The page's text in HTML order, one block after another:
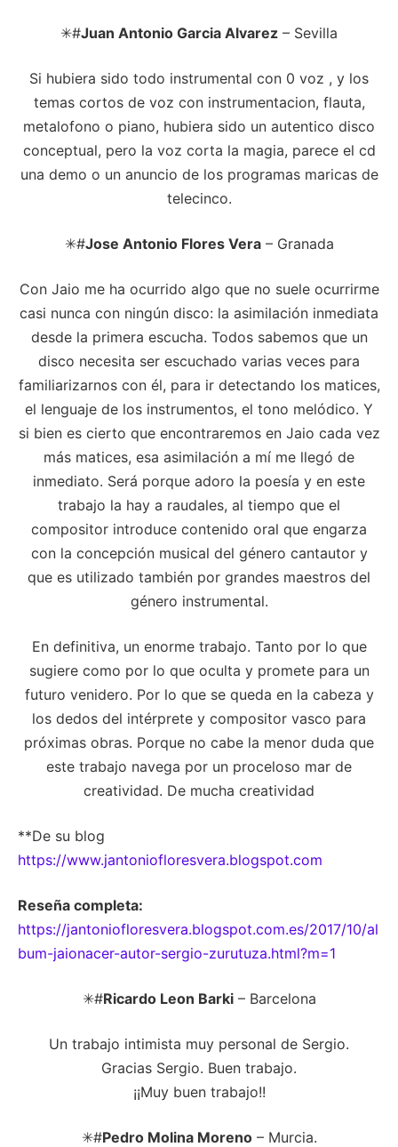
✳#Juan Antonio Garcia Alvarez – Sevilla
Si hubiera sido todo instrumental con 0 voz , y los
temas cortos de voz con instrumentacion, flauta,
metalofono o piano, hubiera sido un autentico disco
conceptual, pero la voz corta la magia, parece el cd
una demo o un anuncio de los programas maricas de
telecinco.
✳#Jose Antonio Flores Vera– Granada
Con Jaio me ha ocurrido algo que no suele ocurrirme
casi nunca con ningún disco: la asimilación inmediata
desde la primera escucha. Todos sabemos que un
disco necesita ser escuchado varias veces para
familiarizarnos con él, para ir detectando los matices,
el lenguaje de los instrumentos, el tono melódico. Y
si bien es cierto que encontraremos en Jaio cada vez
más matices, esa asimilación a mí me llegó de
inmediato. Será porque adoro la poesía y en este
trabajo la hay a raudales, al tiempo que el
compositor introduce contenido oral que engarza
con la concepción musical del género cantautor y
que es utilizado también por grandes maestros del
género instrumental.
En definitiva, un enorme trabajo. Tanto por lo que
sugiere como por lo que oculta y promete para un
futuro venidero. Por lo que se queda en la cabeza y
los dedos del intérprete y compositor vasco para
próximas obras. Porque no cabe la menor duda que
este trabajo navega por un proceloso mar de
creatividad. De mucha creatividad
**De su blog
https://www.jantoniofloresvera.blogspot.com
Reseña completa:
https://jantoniofloresvera.blogspot.com.es/2017/10/al
bum-jaionacer-autor-sergio-zurutuza.html?m=1
✳#Ricardo Leon Barki– Barcelona
Un trabajo intimista muy personal de Sergio.
Gracias Sergio. Buen trabajo.
¡¡Muy buen trabajo!!
✳#Pedro Molina Moreno– Murcia.